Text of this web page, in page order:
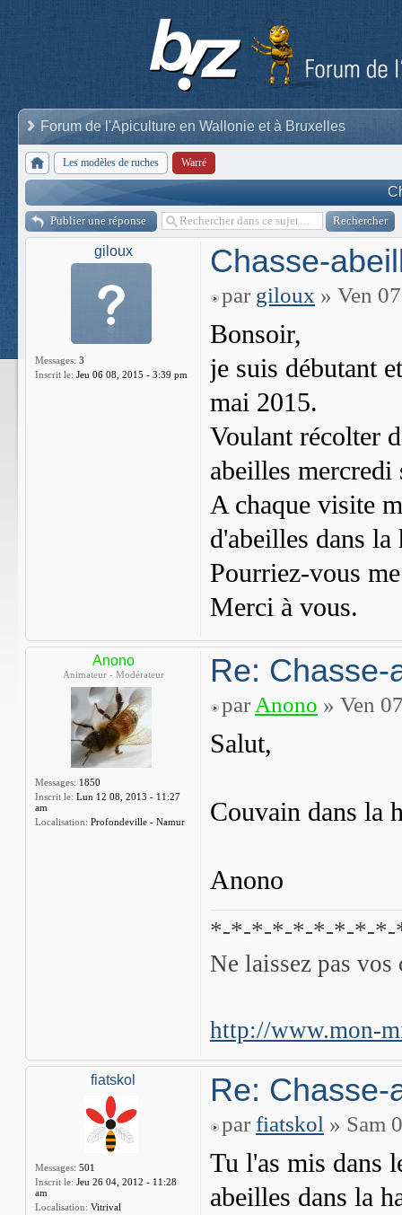
Forum de l'Apiculture en Wallonie et à Bruxelles
Les modèles de ruches Warré
Publier une réponse
giloux
Messages: 3
Inscrit le: Jeu 06 08, 2015 - 3:39 pm
Chasse-
par giloux » Ven
Bonsoir,
je suis débutant
mai 2015.
Voulant récolter
abeilles mercredi
A chaque visite
d'abeilles dans la
Pourriez-vous
Merci à vous.
Anono
Animateur - Modérateur
Messages: 1850
Inscrit le: Lun 12 08, 2013 - 11:27
am
Localisation: Profondeville - Namur
Re: Chasse-
par Anono » Ven
Salut,
Couvain dans la
Anono
*-*-*-*-*-*-*-*-
Ne laissez pas
http://www.mon-
fiatskol
Messages: 501
Inscrit le: Jeu 26 04, 2012 - 11:28
am
Localisation: Vitrival
Re: Chasse-
par fiatskol » Sam
Tu l'as mis dans
abeilles dans la